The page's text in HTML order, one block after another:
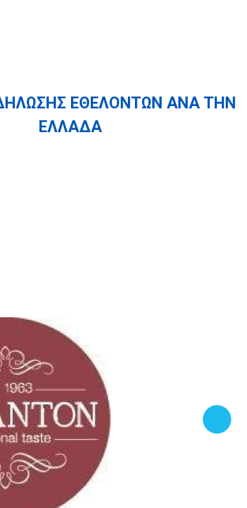
ΕΘΕΛΟΝΤΩΝ ΑΝΑ ΤΗΝ
ΕΛΛΑΔΑ